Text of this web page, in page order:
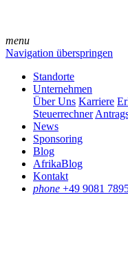
menu
Navigation überspringen
Standorte
Unternehmen
Über Uns Karriere
Steuerrechner
News
Sponsoring
Blog
AfrikaBlog
Kontakt
phone +49 9081